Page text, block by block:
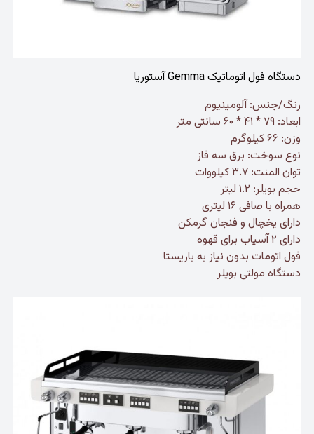
دستگاه فول اتوماتیک Gemma آستوریا
رنگ/جنس: آلومینیوم
ابعاد: ۷۹ * ۴۱ * ۶۰ سانتی متر
وزن: ۶۶ کیلوگرم
نوع سوخت: برق سه فاز
توان المنت: ۳.۷ کیلووات
حجم بویلر: ۱.۲ لیتر
همراه با صافی ۱۶ لیتری
دارای یخچال و فنجان گرمکن
دارای ۲ آسیاب برای قهوه
فول اتومات بدون نیاز به باریستا
دستگاه مولتی بویلر